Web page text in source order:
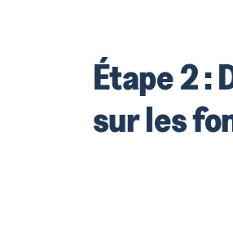
Étape 2 :
sur les